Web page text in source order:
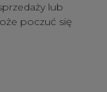
lub
poczuć się